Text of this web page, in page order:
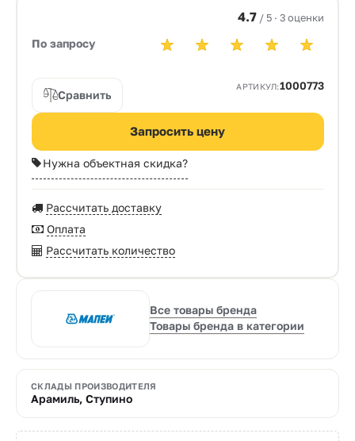
По запросу
4.7 / 5 · 3 оценки
Сравнить
АРТИКУЛ:1000773
Запросить цену
Нужна объектная скидка?
Рассчитать доставку
Оплата
Рассчитать количество
Все товары бренда
Товары бренда в категории
СКЛАДЫ ПРОИЗВОДИТЕЛЯ
Арамиль, Ступино